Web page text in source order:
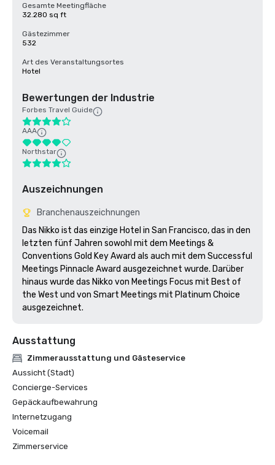
Gesamte Meetingfläche
32.280 sq ft
Gästezimmer
532
Art des Veranstaltungsortes
Hotel
Bewertungen der Industrie
Forbes Travel Guide
AAA
Northstar
Auszeichnungen
Branchenauszeichnungen
Das Nikko ist das einzige Hotel in San Francisco, das in den
letzten fünf Jahren sowohl mit dem Meetings &
Conventions Gold Key Award als auch mit dem Successful
Meetings Pinnacle Award ausgezeichnet wurde. Darüber
hinaus wurde das Nikko von Meetings Focus mit Best of
the West und von Smart Meetings mit Platinum Choice
ausgezeichnet.
Ausstattung
Zimmerausstattung und Gästeservice
Aussicht (Stadt)
Concierge-Services
Gepäckaufbewahrung
Internetzugang
Voicemail
Zimmerservice